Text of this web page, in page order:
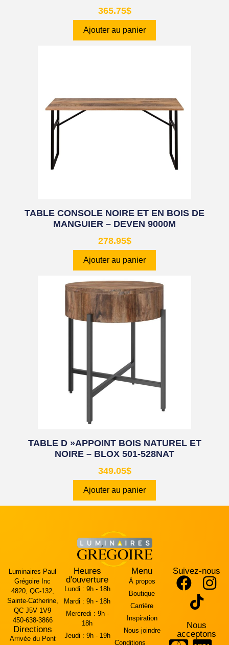
365.75$
Ajouter au panier
TABLE CONSOLE NOIRE ET EN BOIS DE
MANGUIER – DEVEN 9000M
278.95$
Ajouter au panier
TABLE D »APPOINT BOIS NATUREL ET
NOIRE – BLOX 501-528NAT
349.05$
Ajouter au panier
Luminaires Paul
Grégoire Inc
4820, QC-132,
Sainte-Catherine,
QC J5V 1V9
450-638-3866
Directions
Arrivée du Pont
Heures
d'ouverture
Lundi : 9h - 18h
Mardi : 9h - 18h
Mercredi : 9h -
18h
Jeudi : 9h - 19h
Menu
À propos
Boutique
Carrière
Inspiration
Nous joindre
Conditions
Suivez-nous
Nous
acceptons